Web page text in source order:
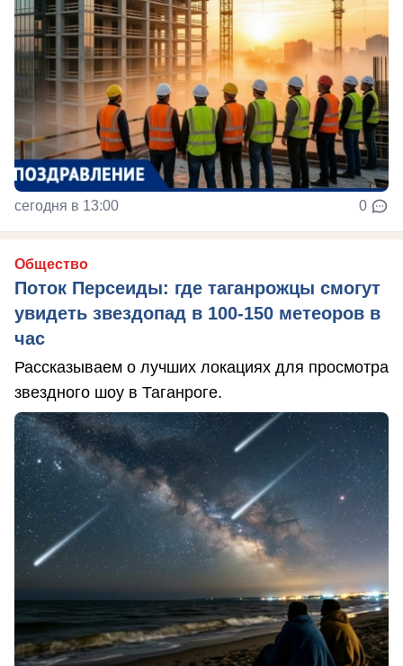
сегодня в 13:00 0
Общество
Поток Персеиды: где таганрожцы смогут
увидеть звездопад в 100-150 метеоров в
час
Рассказываем о лучших локациях для просмотра
звездного шоу в Таганроге.